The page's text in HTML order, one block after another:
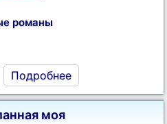
романы
Подробнее
моя